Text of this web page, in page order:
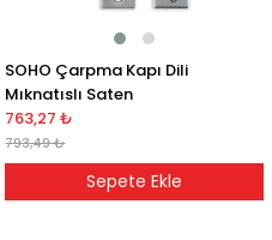
SOHO Çarpma Kapı Dili
Mıknatıslı Saten
763,27 ₺
793,49 ₺
Sepete Ekle